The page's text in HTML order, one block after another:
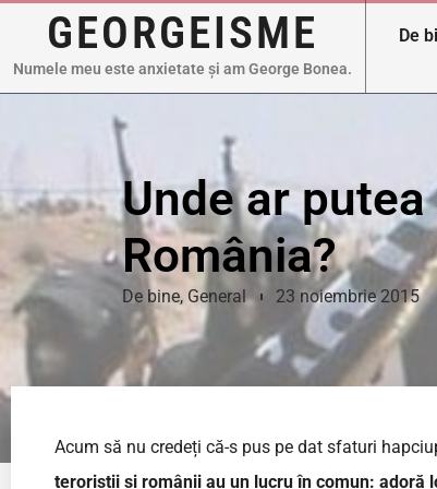
GEORGEISME
Numele meu este anxietate și am George Bonea.
De
Unde ar
România?
De bine, General 23 noiembrie 2015
Acum să nu credeți că-s pus pe dat sfaturi
teroriștii și românii au un lucru în comun: adoră